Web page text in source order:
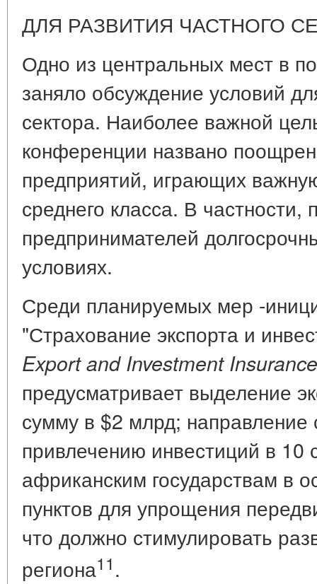
ДЛЯ РАЗВИТИЯ ЧАСТНОГО
Одно из центральных мест в
заняло обсуждение условий
сектора. Наиболее важной
конференции названо
предприятий, играющих
среднего класса. В частности,
предпринимателей
условиях.
Среди планируемых мер -
"Страхование экспорта и
Export and Investment
предусматривает выделение
сумму в $2 млрд; направление
привлечению инвестиций в
африканским государствам в
пунктов для упрощения
что должно стимулировать
региона11.